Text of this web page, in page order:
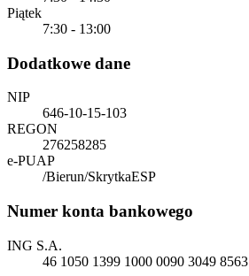
Piątek
7:30 - 13:00
Dodatkowe dane
NIP
646-10-15-103
REGON
276258285
e-PUAP
/Bierun/SkrytkaESP
Numer konta bankowego
ING S.A.
46 1050 1399 1000 0090 3049 8563